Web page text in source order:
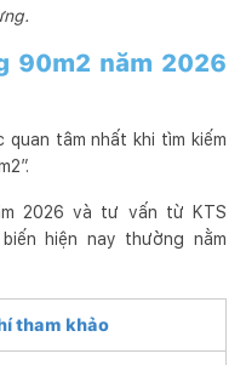
90m2 năm 2026
tâm nhất khi tìm kiếm
2026 và tư vấn từ KTS
hiện nay thường nằm
tham khảo